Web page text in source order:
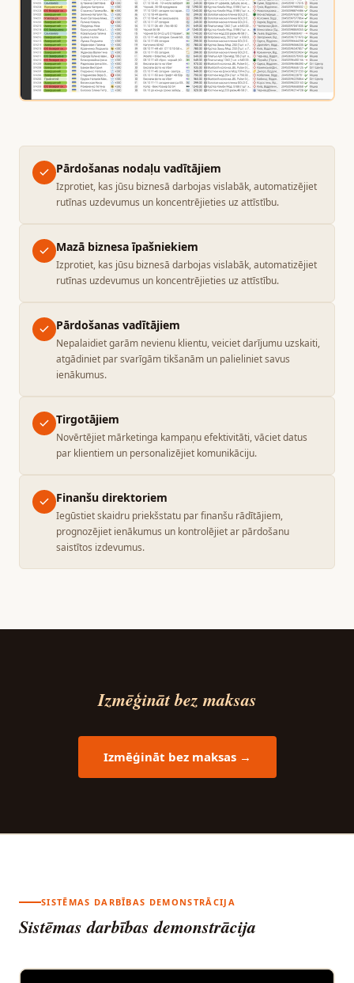
Pārdošanas nodaļu vadītājiem
Izprotiet, kas jūsu biznesā darbojas vislabāk, automatizējiet
rutīnas uzdevumus un koncentrējieties uz attīstību.
Mazā biznesa īpašniekiem
Izprotiet, kas jūsu biznesā darbojas vislabāk, automatizējiet
rutīnas uzdevumus un koncentrējieties uz attīstību.
Pārdošanas vadītājiem
Nepalaidiet garām nevienu klientu, veiciet darījumu uzskaiti,
atgādiniet par svarīgām tikšanām un palieliniet savus
ienākumus.
Tirgotājiem
Novērtējiet mārketinga kampaņu efektivitāti, vāciet datus
par klientiem un personalizējiet komunikāciju.
Finanšu direktoriem
Iegūstiet skaidru priekšstatu par finanšu rādītājiem,
prognozējiet ienākumus un kontrolējiet ar pārdošanu
saistītos izdevumus.
Izmēģināt bez maksas
Izmēģināt bez maksas →
SISTĒMAS DARBĪBAS DEMONSTRĀCIJA
Sistēmas darbības demonstrācija